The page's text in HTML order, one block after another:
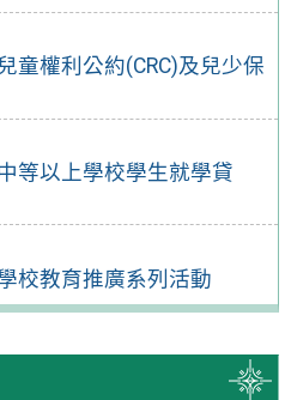
童權利公約(CRC)及兒少保
等以上學校學生就學貸
校教育推廣系列活動